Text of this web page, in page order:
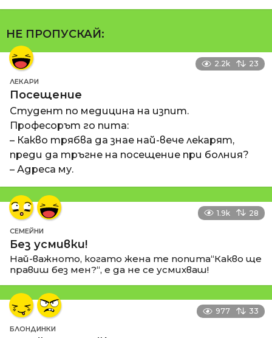
НЕ ПРОПУСКАЙ:
2.2k 23
ЛЕКАРИ
Посещение
Студент по медицина на изпит.
Професорът го пита:
– Какво трябва да знае най-вече лекарят,
преди да тръгне на посещение при болния?
– Адреса му.
1.9k 28
СЕМЕЙНИ
Без усмивки!
Най-важното, когато жена те попита“Какво ще
правиш без мен?“, е да не се усмихваш!
977 33
БЛОНДИНКИ